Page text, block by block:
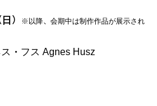
）
・フス Agnes Husz